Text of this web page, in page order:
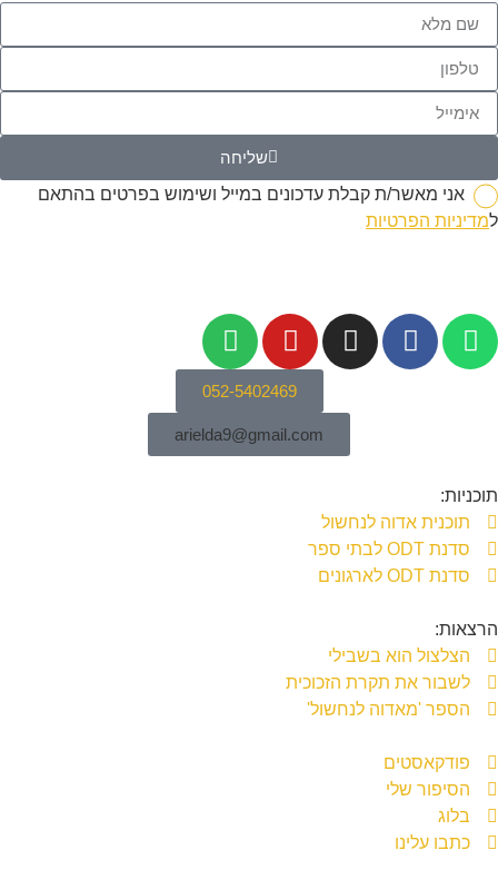
אני מאשר/ת קבלת עדכונים במייל ושימוש בפרטים בהתאם
למדיניות הפרטיות
שליחה
052-5402469
arielda9@gmail.com
תוכניות:
תוכנית אדוה לנחשול
סדנת ODT לבתי ספר
סדנת ODT לארגונים
הרצאות:
הצלצול הוא בשבילי
לשבור את תקרת הזכוכית
הספר 'מאדוה לנחשול'
פודקאסטים
הסיפור שלי
בלוג
כתבו עלינו